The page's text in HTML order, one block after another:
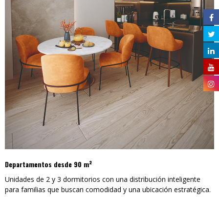
Departamentos desde 90 m²
Unidades de 2 y 3 dormitorios con una distribución inteligente
para familias que buscan comodidad y una ubicación estratégica.